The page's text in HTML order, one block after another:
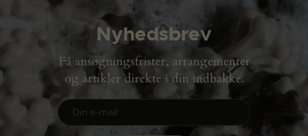
Nyhedsbrev
Få ansøgningsfrister, arrangementer
og artikler direkte i din indbakke.